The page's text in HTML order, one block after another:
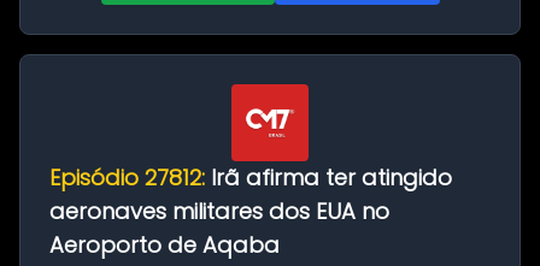
Episódio 27812: Irã afirma ter atingido
aeronaves militares dos EUA no
Aeroporto de Aqaba